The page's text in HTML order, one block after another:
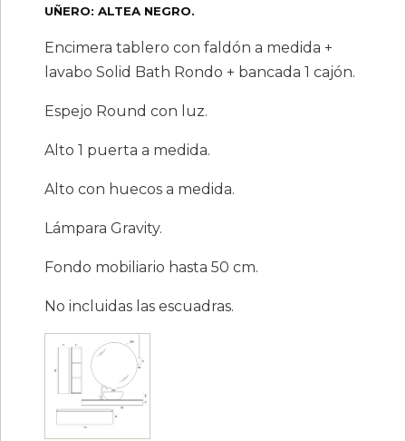
UÑERO: ALTEA NEGRO.
Encimera tablero con faldón a medida +
lavabo Solid Bath Rondo + bancada 1 cajón.
Espejo Round con luz.
Alto 1 puerta a medida.
Alto con huecos a medida.
Lámpara Gravity.
Fondo mobiliario hasta 50 cm.
No incluidas las escuadras.